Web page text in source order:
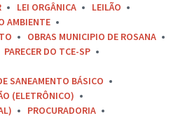
LEI ORGÂNICA
LEILÃO
AMBIENTE
OBRAS MUNICIPIO DE ROSANA
PARECER DO TCE-SP
SANEAMENTO BÁSICO
(ELETRÔNICO)
PROCURADORIA